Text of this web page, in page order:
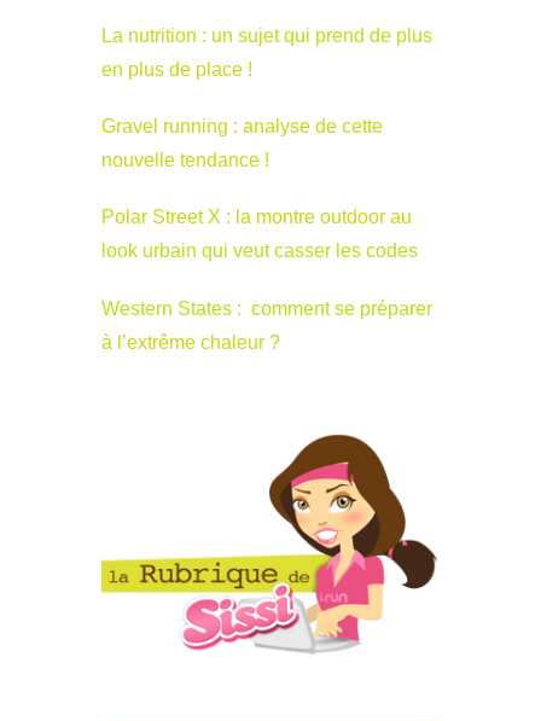
La nutrition : un sujet qui prend de plus
en plus de place !
Gravel running : analyse de cette
nouvelle tendance !
Polar Street X : la montre outdoor au
look urbain qui veut casser les codes
Western States : comment se préparer
à l’extrême chaleur ?